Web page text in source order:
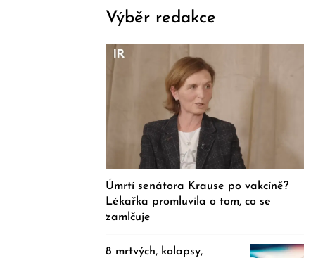
Výběr redakce
Úmrtí senátora Krause po vakcíně?
Lékařka promluvila o tom, co se
zamlčuje
8 mrtvých, kolapsy,